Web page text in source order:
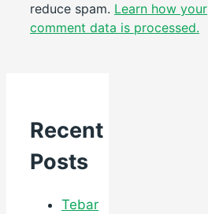
reduce spam. Learn how your
comment data is processed.
Recent
Posts
Tebar